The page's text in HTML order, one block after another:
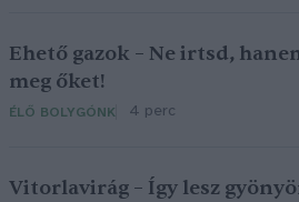
Ehető gazok – Ne irtsd,
meg őket!
ÉLŐ BOLYGÓNK 4 perc
Vitorlavirág – Így lesz